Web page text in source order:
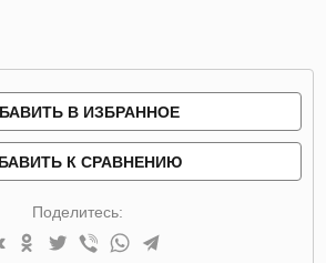
В ИЗБРАННОЕ
К СРАВНЕНИЮ
Поделитесь: